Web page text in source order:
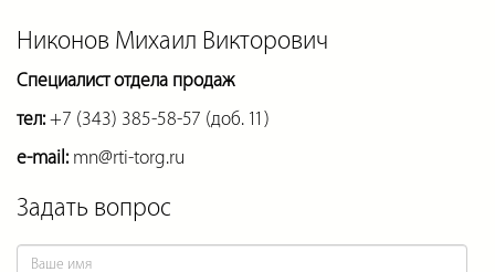
Никонов Михаил Викторович
Специалист отдела продаж
тел:+7 (343) 385-58-57 (доб. 11)
e-mail:mn@rti-torg.ru
Задать вопрос